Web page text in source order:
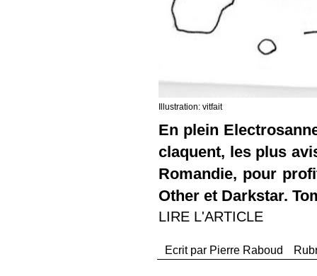
Illustration: vitfait
En plein
claquent, les plus
Romandie, pour
Other et Darkstar.
LIRE L'ARTICLE
Ecrit par Pierre Raboud